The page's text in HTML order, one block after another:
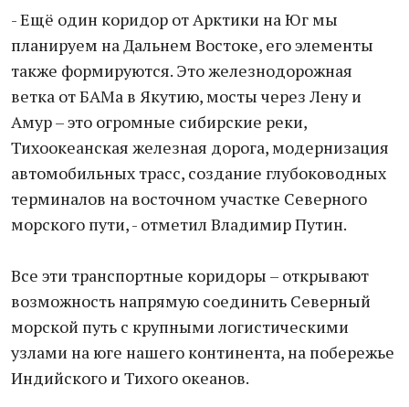
- Ещё один коридор от Арктики на Юг мы
планируем на Дальнем Востоке, его элементы
также формируются. Это железнодорожная
ветка от БАМа в Якутию, мосты через Лену и
Амур – это огромные сибирские реки,
Тихоокеанская железная дорога, модернизация
автомобильных трасс, создание глубоководных
терминалов на восточном участке Северного
морского пути, - отметил Владимир Путин.
Все эти транспортные коридоры – открывают
возможность напрямую соединить Северный
морской путь с крупными логистическими
узлами на юге нашего континента, на побережье
Индийского и Тихого океанов.